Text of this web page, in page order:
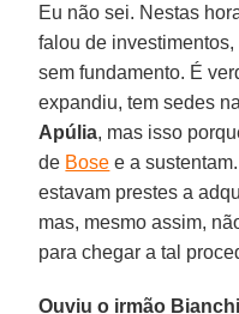
Eu não sei. Nestas
falou de
sem fundamento. É
expandiu, tem sedes na
Apúlia, mas isso
de Bose e a
estavam prestes a
mas, mesmo assim,
para chegar a tal
Ouviu o irmão